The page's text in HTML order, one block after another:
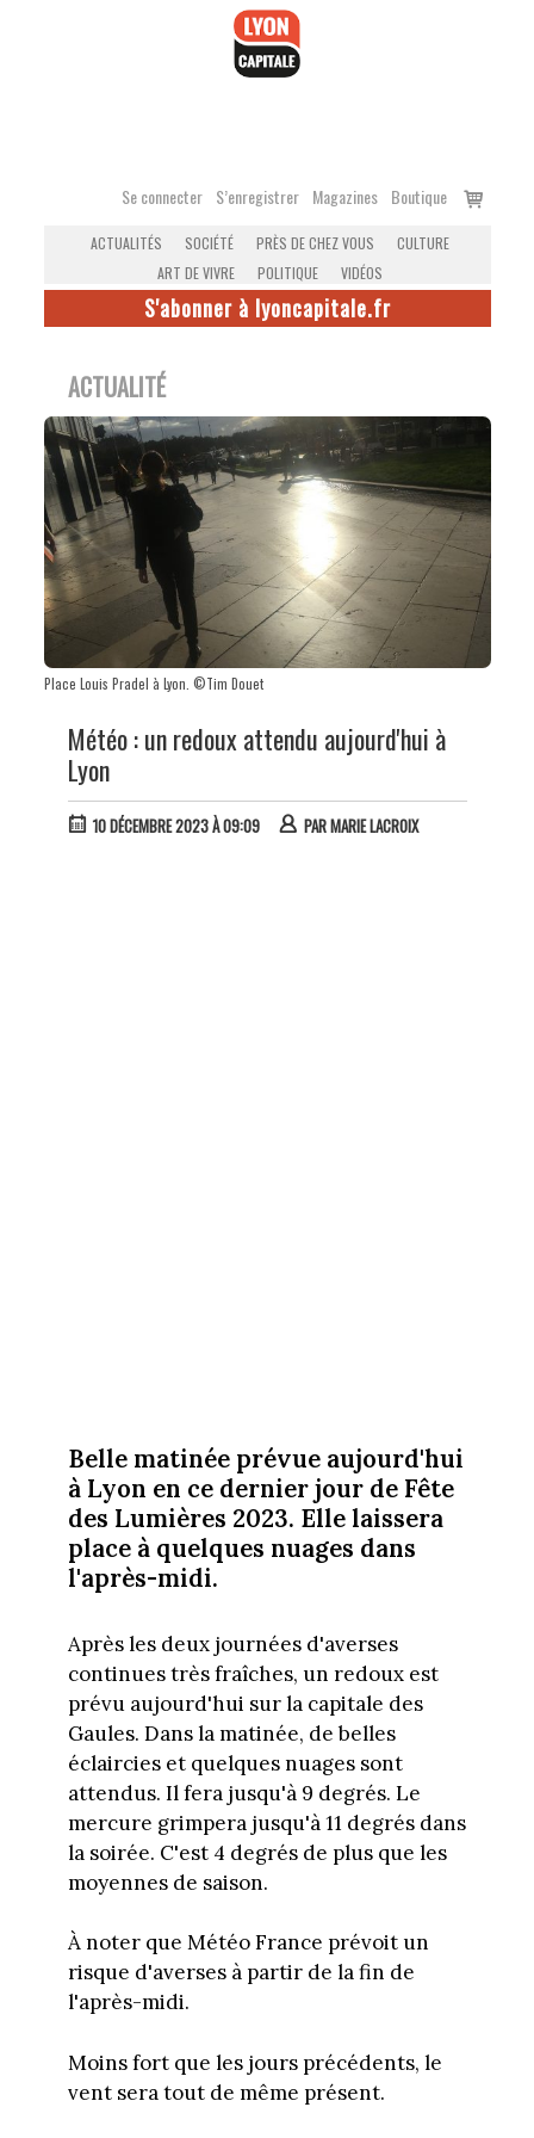
Se connecter S’enregistrer Magazines Boutique
Voir
ACTUALITÉS SOCIÉTÉ PRÈS DE CHEZ VOUS
CULTURE
ART DE VIVRE
POLITIQUE VIDÉOS
S'abonner à lyoncapitale.fr
ACTUALITÉ
Place Louis Pradel à Lyon. ©Tim Douet
Météo : un redoux attendu aujourd'hui à
Lyon
10 DÉCEMBRE 2023 À 09:09 PARMARIE LACROIX
Belle matinée prévue aujourd'hui
à Lyon en ce dernier jour de Fête
des Lumières 2023. Elle laissera
place à quelques nuages dans
l'après-midi.
Après les deux journées d'averses
continues très fraîches, un redoux est
prévu aujourd'hui sur la capitale des
Gaules. Dans la matinée, de belles
éclaircies et quelques nuages sont
attendus. Il fera jusqu'à 9 degrés. Le
mercure grimpera jusqu'à 11 degrés dans
la soirée. C'est 4 degrés de plus que les
moyennes de saison.
À noter que Météo France prévoit un
risque d'averses à partir de la fin de
l'après-midi.
Moins fort que les jours précédents, le
vent sera tout de même présent.